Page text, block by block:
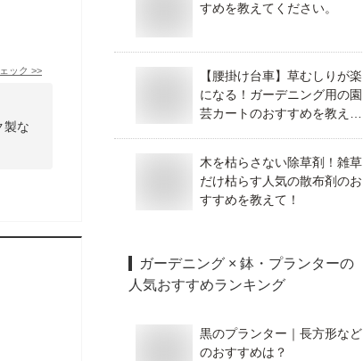
ック >>
製な
すめを教えてください。
【腰掛け台車】草むしりが楽
になる！ガーデニング用の園
芸カートのおすすめを教えて
木を枯らさない除草剤！雑草
だけ枯らす人気の散布剤のお
すすめを教えて！
ガーデニング × 鉢・プランターの
人気おすすめランキング
黒のプランター｜長方形など
のおすすめは？